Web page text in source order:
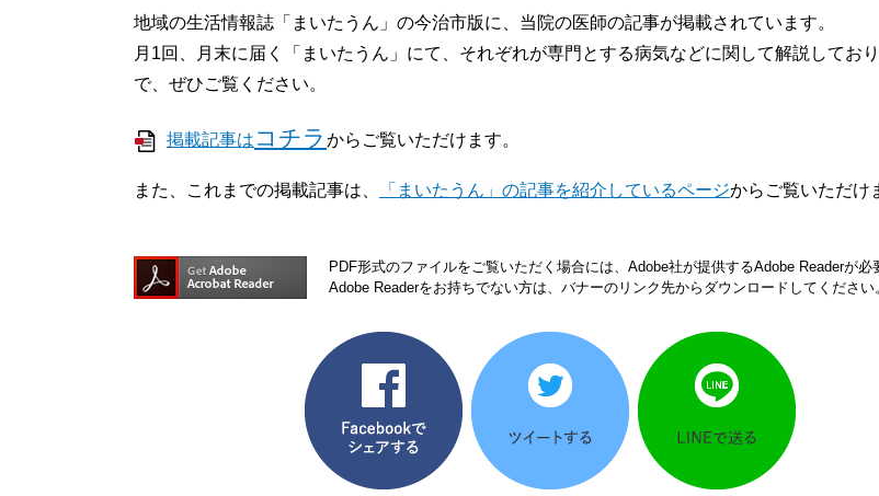
地域の生活情報誌「まいたうん」の今治市版に、当院の医師の記事が掲載されています。
月1回、月末に届く「まいたうん」にて、それぞれが専門とする病気などに関して解説してお
で、ぜひご覧ください。
掲載記事は コチラ からご覧いただけます。
また、これまでの掲載記事は、 「まいたうん」の記事を紹介しているページからご覧いただけ
PDF形式のファイルをご覧いただく場合には、Adobe社が提供するAdobe Readerが必
Adobe Readerをお持ちでない方は、バナーのリンク先からダウンロードしてください